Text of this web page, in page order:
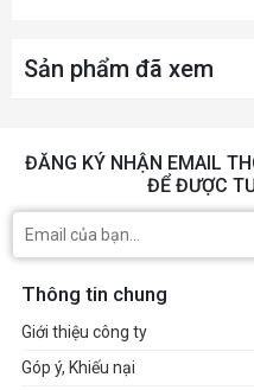
Giao tiếp
mạng
Intel®
(2x2) Wi-Fi®
không dây
Bluetooth®
1 USB 3.1
Type-A
Sản phẩm đã xem
ĐĂNG KÝ NHẬN EMAIL
ĐỂ ĐƯỢC
Thông tin chung
Giới thiệu công ty
Góp ý, Khiếu nại